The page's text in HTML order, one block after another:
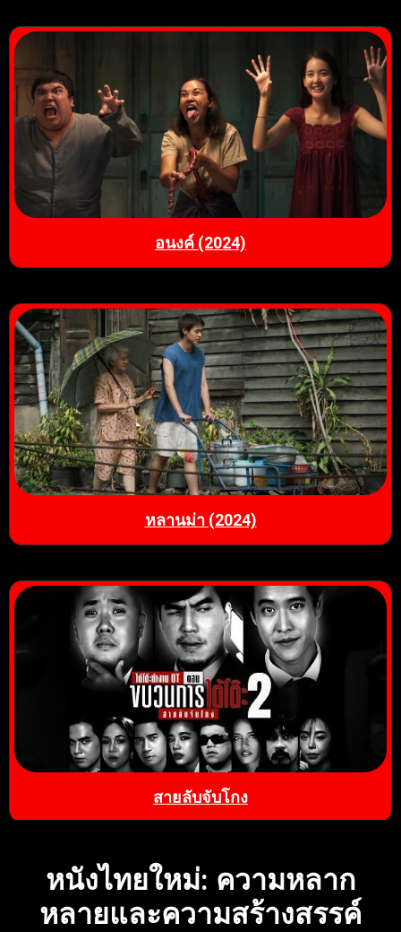
อนงค์ (2024)
หลานม่า (2024)
สายลับจับโกง
หนังไทยใหม่: ความหลาก
หลายและความสร้างสรรค์